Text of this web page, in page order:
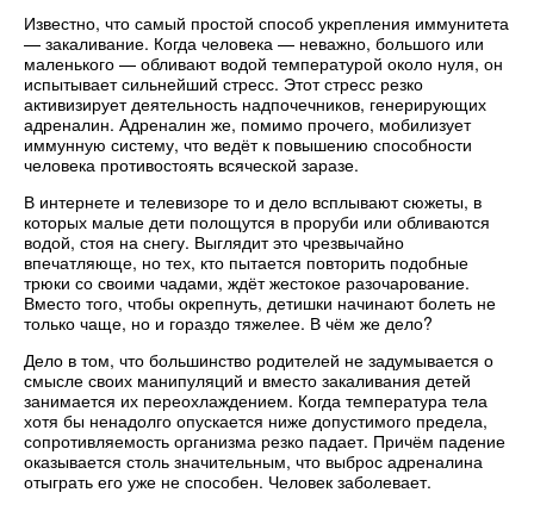
Известно, что самый простой способ укрепления иммунитета
— закаливание. Когда человека — неважно, большого или
маленького — обливают водой температурой около нуля, он
испытывает сильнейший стресс. Этот стресс резко
активизирует деятельность надпочечников, генерирующих
адреналин. Адреналин же, помимо прочего, мобилизует
иммунную систему, что ведёт к повышению способности
человека противостоять всяческой заразе.
В интернете и телевизоре то и дело всплывают сюжеты, в
которых малые дети полощутся в проруби или обливаются
водой, стоя на снегу. Выглядит это чрезвычайно
впечатляюще, но тех, кто пытается повторить подобные
трюки со своими чадами, ждёт жестокое разочарование.
Вместо того, чтобы окрепнуть, детишки начинают болеть не
только чаще, но и гораздо тяжелее. В чём же дело?
Дело в том, что большинство родителей не задумывается о
смысле своих манипуляций и вместо закаливания детей
занимается их переохлаждением. Когда температура тела
хотя бы ненадолго опускается ниже допустимого предела,
сопротивляемость организма резко падает. Причём падение
оказывается столь значительным, что выброс адреналина
отыграть его уже не способен. Человек заболевает.